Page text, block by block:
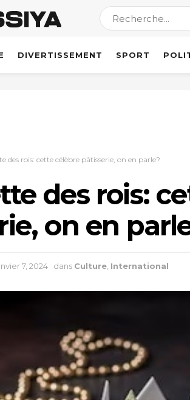
DIVERTISSEMENT SPORT
des rois: cette célèbre pâtisserie, on en parle?
des rois:
on en
7, 2024 dans Culture International